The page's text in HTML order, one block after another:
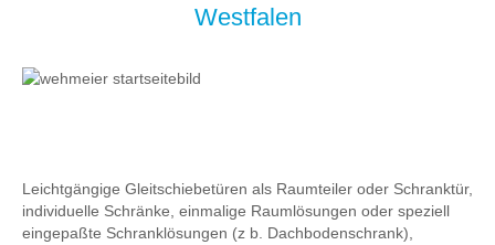
Westfalen
Leichtgängige Gleitschiebetüren als Raumteiler oder Schranktür,
individuelle Schränke, einmalige Raumlösungen oder speziell
eingepaßte Schranklösungen (z b. Dachbodenschrank),